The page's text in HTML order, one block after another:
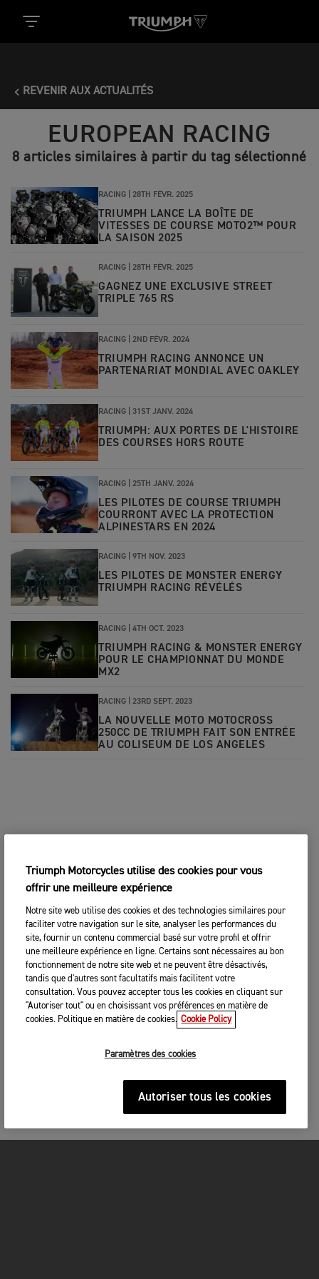
REVENIR AUX ACTUALITÉS
EUROPEAN RACING
8 articles similaires à partir du tag sélectionné
RACING | 28TH FÉVR. 2025
TRIUMPH LANCE LA BOÎTE DE
VITESSES DE COURSE MOTO2™ POUR
LA SAISON 2025
RACING | 28TH FÉVR. 2025
GAGNEZ UNE EXCLUSIVE STREET
TRIPLE 765 RS
RACING | 2ND FÉVR. 2024
TRIUMPH RACING ANNONCE UN
PARTENARIAT MONDIAL AVEC OAKLEY
RACING | 31ST JANV. 2024
TRIUMPH: AUX PORTES DE L'HISTOIRE
DES COURSES HORS ROUTE
RACING | 25TH JANV. 2024
LES PILOTES DE COURSE TRIUMPH
COURRONT AVEC LA PROTECTION
ALPINESTARS EN 2024
RACING | 9TH NOV. 2023
LES PILOTES DE MONSTER ENERGY
TRIUMPH RACING RÉVÉLÉS
RACING | 4TH OCT. 2023
TRIUMPH RACING & MONSTER ENERGY
POUR LE CHAMPIONNAT DU MONDE
MX2
RACING | 23RD SEPT. 2023
LA NOUVELLE MOTO MOTOCROSS
250CC DE TRIUMPH FAIT SON ENTRÉE
AU COLISEUM DE LOS ANGELES
Triumph Motorcycles utilise des cookies pour vous
offrir une meilleure expérience
Notre site web utilise des cookies et des technologies similaires pour
faciliter votre navigation sur le site, analyser les performances du
site, fournir un contenu commercial basé sur votre profil et offrir
une meilleure expérience en ligne. Certains sont nécessaires au bon
fonctionnement de notre site web et ne peuvent être désactivés,
tandis que d'autres sont facultatifs mais facilitent votre
consultation. Vous pouvez accepter tous les cookies en cliquant sur
"Autoriser tout" ou en choisissant vos préférences en matière de
cookies. Politique en matière de cookies. Cookie Policy
Paramètres des cookies
Autoriser tous les cookies